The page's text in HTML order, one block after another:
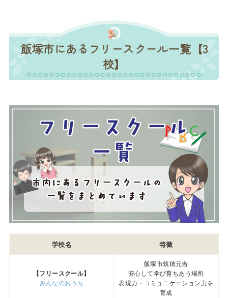
飯塚市にあるフリースクール一覧【3
校】
学校名 特徴
【フリースクール】
みんなのおうち
飯塚市筑穂元吉
安心して学び育ちあう場所
表現力・コミュニケーション力を
育成